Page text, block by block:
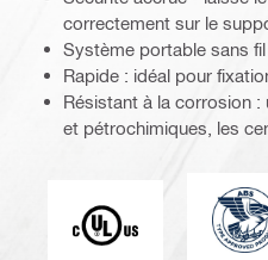
correctement sur le
Système portable sans
Rapide : idéal pour
Résistant à la corrosion
et pétrochimiques, les
Underwriters